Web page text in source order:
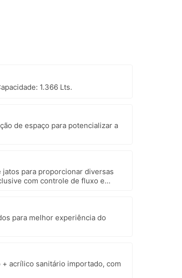
1.366 Lts.
de espaço para potencializar a
para proporcionar diversas
com controle de fluxo e
para melhor experiência do
acrílico sanitário importado, com